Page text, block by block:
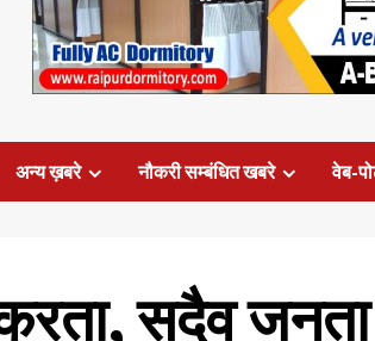
अन्य ख़बरे नौकरी सम्बंधित खबरे वेब-
करता, सदैव